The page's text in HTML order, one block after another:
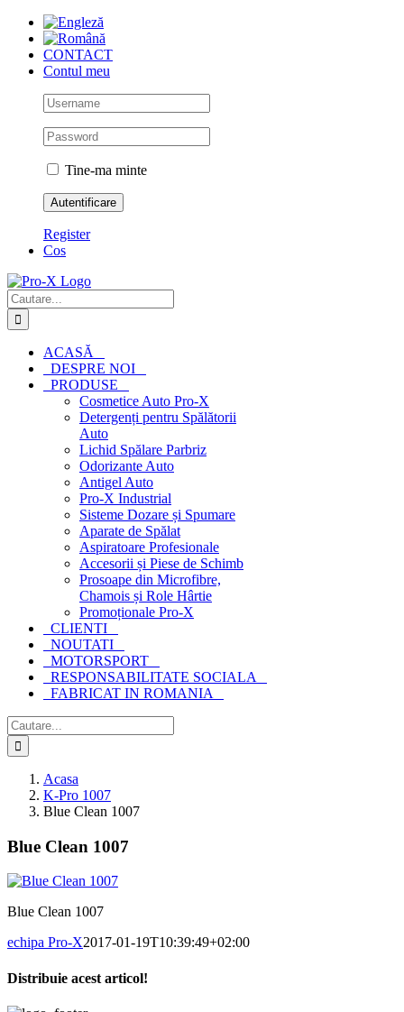
Skip
contentCONTACT
Contul meu
Tine-ma minte
Register
Cos
Cautare...
ACASĂ
DESPRE NOI
PRODUSE
Cosmetice Auto Pro-X
Detergenți pentru Spălătorii
Auto
Lichid Spălare Parbriz
Odorizante Auto
Antigel Auto
Pro-X Industrial
Sisteme Dozare și Spumare
Aparate de Spălat
Aspiratoare Profesionale
Accesorii și Piese de Schimb
Prosoape din Microfibre,
Chamois și Role Hârtie
Promoționale Pro-X
CLIENTI
NOUTATI
MOTORSPORT
RESPONSABILITATE SOCIALA
FABRICAT IN ROMANIA
Cautare...
Acasa
K-Pro 1007
Blue Clean 1007
Blue Clean 1007
Blue Clean 1007
echipa Pro-X2017-01-19T10:39:49+02:00
Distribuie acest articol!